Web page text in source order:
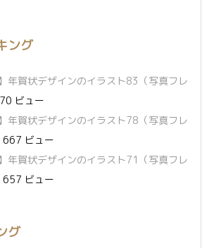
ング
年賀状デザインのイラスト83（写真フレ
ビュー
年賀状デザインのイラスト78（写真フレ
ビュー
年賀状デザインのイラスト71（写真フレ
ビュー
グ